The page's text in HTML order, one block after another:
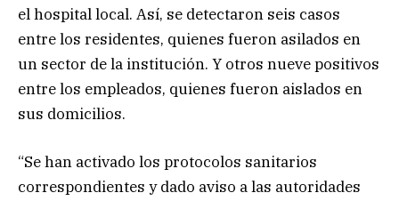
el hospital local. Así, se detectaron seis casos
entre los residentes, quienes fueron asilados en
un sector de la institución. Y otros nueve positivos
entre los empleados, quienes fueron aislados en
sus domicilios.
“Se han activado los protocolos sanitarios
correspondientes y dado aviso a las autoridades